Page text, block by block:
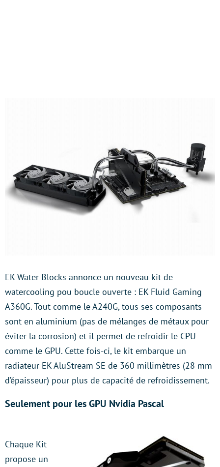
EK Water Blocks annonce un nouveau kit de
watercooling pou boucle ouverte : EK Fluid Gaming
A360G. Tout comme le A240G, tous ses composants
sont en aluminium (pas de mélanges de métaux pour
éviter la corrosion) et il permet de refroidir le CPU
comme le GPU. Cette fois-ci, le kit embarque un
radiateur EK AluStream SE de 360 millimètres (28 mm
d’épaisseur) pour plus de capacité de refroidissement.
Seulement pour les GPU Nvidia Pascal
Chaque Kit
propose un